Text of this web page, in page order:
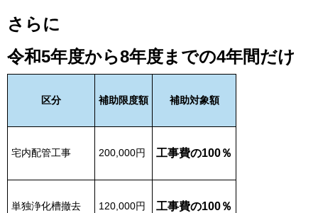
さらに
令和5年度から8年度までの4年間だけ
区分 補助限度額 補助対象額
宅内配管工事 200,000円 工事費の100％
単独浄化槽撤去 120,000円 工事費の100％